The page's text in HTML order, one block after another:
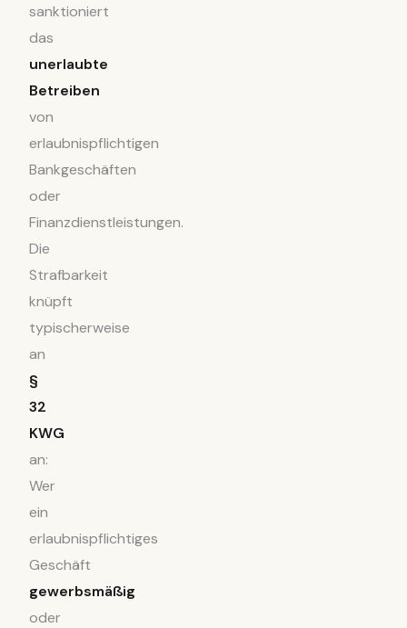
sanktioniert
das
unerlaubte
Betreiben
von
erlaubnispflichtigen
Bankgeschäften
oder
Finanzdienstleistungen.
Die
Strafbarkeit
knüpft
typischerweise
an
§
32
KWG
an:
Wer
ein
erlaubnispflichtiges
Geschäft
gewerbsmäßig
oder